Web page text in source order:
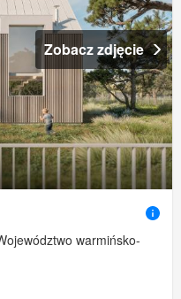
Zobacz zdjęcie
warmińsko-